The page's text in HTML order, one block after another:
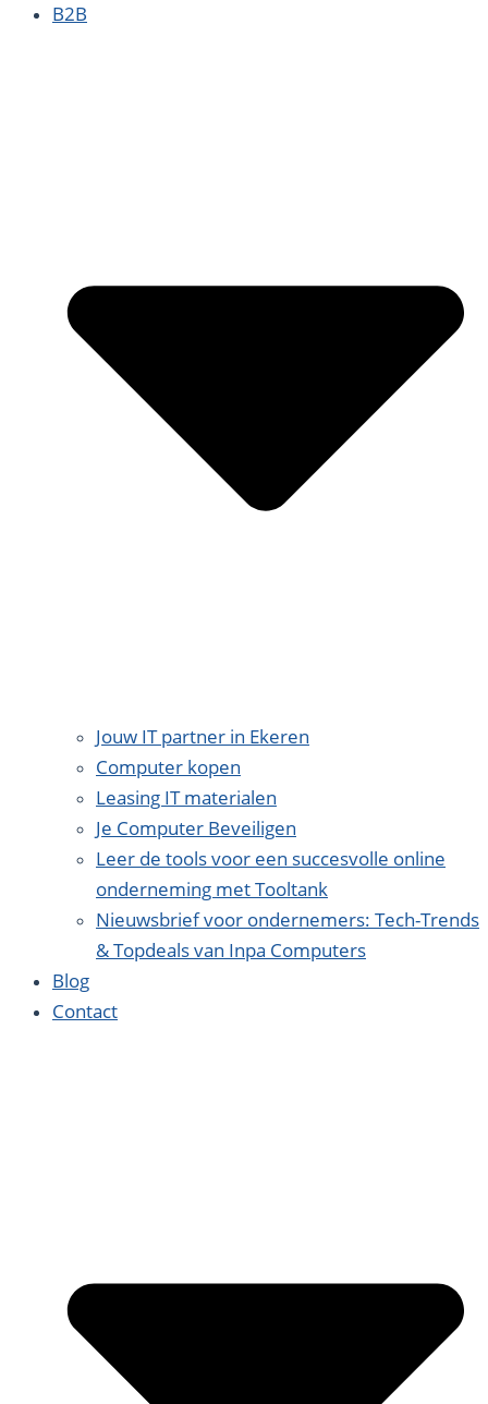
B2B
Jouw IT partner in Ekeren
Computer kopen
Leasing IT materialen
Je Computer Beveiligen
Leer de tools voor een succesvolle online
onderneming met Tooltank
Nieuwsbrief voor ondernemers: Tech-Trends
& Topdeals van Inpa Computers
Blog
Contact